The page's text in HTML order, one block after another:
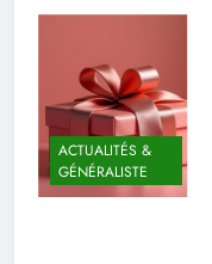
ACTUALITÉS &
GÉNÉRALISTE